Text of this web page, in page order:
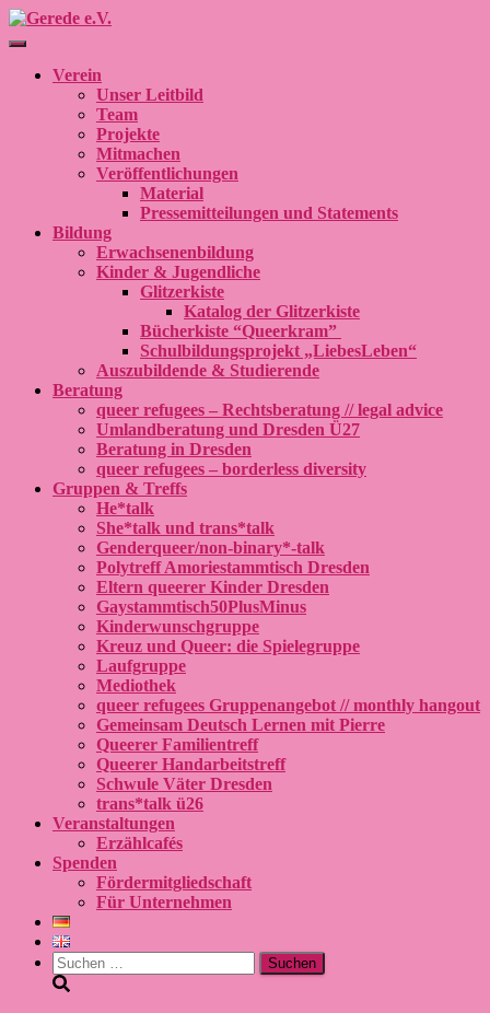
Navigation umschalten
Verein
Unser Leitbild
Team
Projekte
Mitmachen
Veröffentlichungen
Material
Pressemitteilungen und Statements
Bildung
Erwachsenenbildung
Kinder & Jugendliche
Glitzerkiste
Katalog der Glitzerkiste
Bücherkiste “Queerkram”
Schulbildungsprojekt „LiebesLeben“
Auszubildende & Studierende
Beratung
queer refugees – Rechtsberatung // legal advice
Umlandberatung und Dresden Ü27
Beratung in Dresden
queer refugees – borderless diversity
Gruppen & Treffs
He*talk
She*talk und trans*talk
Genderqueer/non-binary*-talk
Polytreff Amoriestammtisch Dresden
Eltern queerer Kinder Dresden
Gaystammtisch50PlusMinus
Kinderwunschgruppe
Kreuz und Queer: die Spielegruppe
Laufgruppe
Mediothek
queer refugees Gruppenangebot // monthly hangout
Gemeinsam Deutsch Lernen mit Pierre
Queerer Familientreff
Queerer Handarbeitstreff
Schwule Väter Dresden
trans*talk ü26
Veranstaltungen
Erzählcafés
Spenden
Fördermitgliedschaft
Für Unternehmen
Suchen
nach: